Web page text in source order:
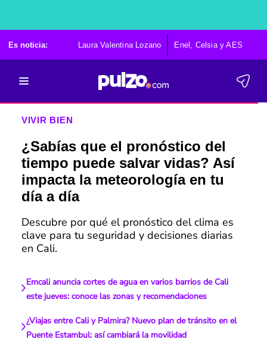
Es noticia: Laura Valentina Lozano Enel, Celsia y AES
VIVIR BIEN
¿Sabías que el pronóstico del
tiempo puede salvar vidas? Así
impacta la meteorología en tu
día a día
Descubre por qué el pronóstico del clima es
clave para tu seguridad y decisiones diarias
en Cali.
Emcali anuncia cortes de agua en varios barrios de Cali
este jueves: conoce las zonas y recomendaciones
¿Viajas entre Cali y Palmira? Nuevo plan de tránsito en el
Puente Estambul: así cambiará la movilidad